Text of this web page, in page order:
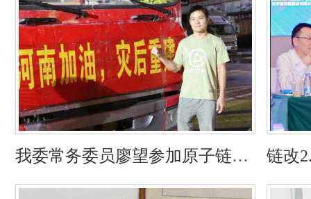
我委常务委员廖望参加原子链公
链改